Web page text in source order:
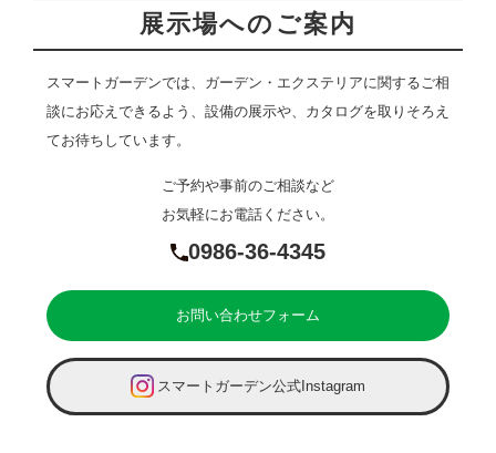
展示場へのご案内
スマートガーデンでは、ガーデン・エクステリアに関するご相
談にお応えできるよう、設備の展示や、カタログを取りそろえ
てお待ちしています。
ご予約や事前のご相談など
お気軽にお電話ください。
0986-36-4345
お問い合わせフォーム
スマートガーデン公式Instagram